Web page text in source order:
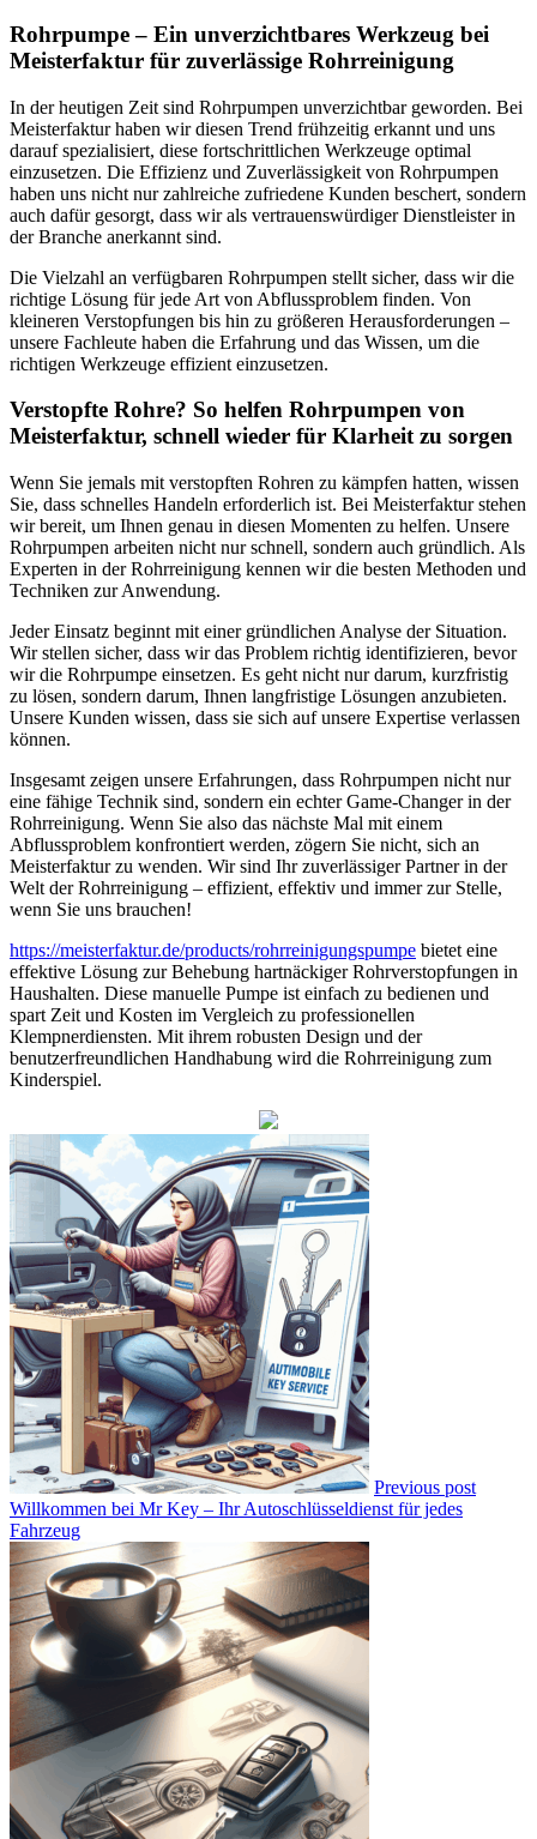
Rohrpumpe – Ein unverzichtbares Werkzeug bei
Meisterfaktur für zuverlässige Rohrreinigung
In der heutigen Zeit sind Rohrpumpen unverzichtbar geworden. Bei
Meisterfaktur haben wir diesen Trend frühzeitig erkannt und uns
darauf spezialisiert, diese fortschrittlichen Werkzeuge optimal
einzusetzen. Die Effizienz und Zuverlässigkeit von Rohrpumpen
haben uns nicht nur zahlreiche zufriedene Kunden beschert, sondern
auch dafür gesorgt, dass wir als vertrauenswürdiger Dienstleister in
der Branche anerkannt sind.
Die Vielzahl an verfügbaren Rohrpumpen stellt sicher, dass wir die
richtige Lösung für jede Art von Abflussproblem finden. Von
kleineren Verstopfungen bis hin zu größeren Herausforderungen –
unsere Fachleute haben die Erfahrung und das Wissen, um die
richtigen Werkzeuge effizient einzusetzen.
Verstopfte Rohre? So helfen Rohrpumpen von
Meisterfaktur, schnell wieder für Klarheit zu sorgen
Wenn Sie jemals mit verstopften Rohren zu kämpfen hatten, wissen
Sie, dass schnelles Handeln erforderlich ist. Bei Meisterfaktur stehen
wir bereit, um Ihnen genau in diesen Momenten zu helfen. Unsere
Rohrpumpen arbeiten nicht nur schnell, sondern auch gründlich. Als
Experten in der Rohrreinigung kennen wir die besten Methoden und
Techniken zur Anwendung.
Jeder Einsatz beginnt mit einer gründlichen Analyse der Situation.
Wir stellen sicher, dass wir das Problem richtig identifizieren, bevor
wir die Rohrpumpe einsetzen. Es geht nicht nur darum, kurzfristig
zu lösen, sondern darum, Ihnen langfristige Lösungen anzubieten.
Unsere Kunden wissen, dass sie sich auf unsere Expertise verlassen
können.
Insgesamt zeigen unsere Erfahrungen, dass Rohrpumpen nicht nur
eine fähige Technik sind, sondern ein echter Game-Changer in der
Rohrreinigung. Wenn Sie also das nächste Mal mit einem
Abflussproblem konfrontiert werden, zögern Sie nicht, sich an
Meisterfaktur zu wenden. Wir sind Ihr zuverlässiger Partner in der
Welt der Rohrreinigung – effizient, effektiv und immer zur Stelle,
wenn Sie uns brauchen!
https://meisterfaktur.de/products/rohrreinigungspumpe bietet eine
effektive Lösung zur Behebung hartnäckiger Rohrverstopfungen in
Haushalten. Diese manuelle Pumpe ist einfach zu bedienen und
spart Zeit und Kosten im Vergleich zu professionellen
Klempnerdiensten. Mit ihrem robusten Design und der
benutzerfreundlichen Handhabung wird die Rohrreinigung zum
Kinderspiel.
Previous post
Willkommen bei Mr Key – Ihr Autoschlüsseldienst für jedes
Fahrzeug